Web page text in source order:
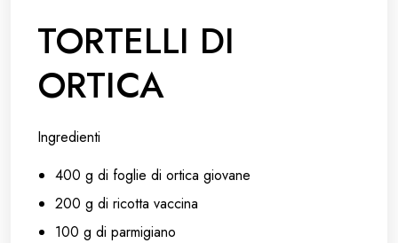
TORTELLI DI
ORTICA
Ingredienti
400 g di foglie di ortica giovane
200 g di ricotta vaccina
100 g di parmigiano